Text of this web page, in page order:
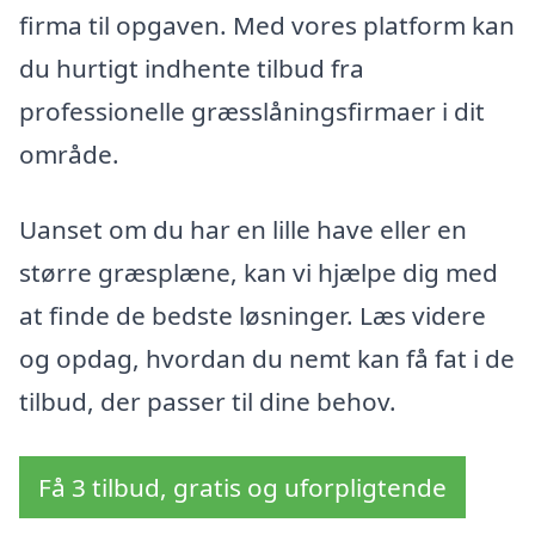
firma til opgaven. Med vores platform kan
du hurtigt indhente tilbud fra
professionelle græsslåningsfirmaer i dit
område.
Uanset om du har en lille have eller en
større græsplæne, kan vi hjælpe dig med
at finde de bedste løsninger. Læs videre
og opdag, hvordan du nemt kan få fat i de
tilbud, der passer til dine behov.
Få 3 tilbud, gratis og uforpligtende